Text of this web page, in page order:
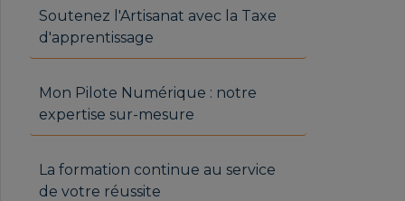
Soutenez l'Artisanat avec la Taxe
d'apprentissage
Mon Pilote Numérique : notre
expertise sur-mesure
La formation continue au service
de votre réussite